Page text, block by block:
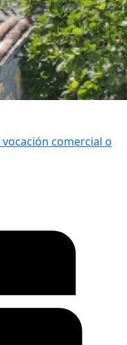
comercial o